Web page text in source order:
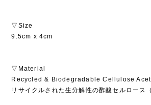
▽Size
9.5cm x 4cm
▽Material
Recycled & Biodegradable Cellulose
リサイクルされた生分解性の酢酸セルロース